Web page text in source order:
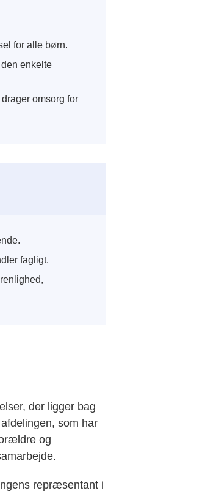
for alle børn.
enkelte
omsorg for
fagligt.
der ligger bag
som har
og
repræsentant i